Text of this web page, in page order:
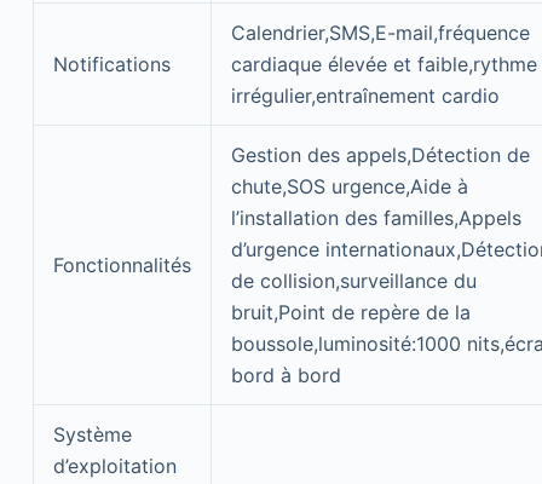
Notifications
Calendrier,SMS,E-mail,fréquence
cardiaque élevée et faible,rythme
irrégulier,entraînement cardio
Fonctionnalités
Gestion des appels,Détection de
chute,SOS urgence,Aide à
l’installation des familles,Appels
d’urgence
de collision,surveillance du
bruit,Point de repère de la
boussole,luminosité:1000
bord à bord
Système
d’exploitation